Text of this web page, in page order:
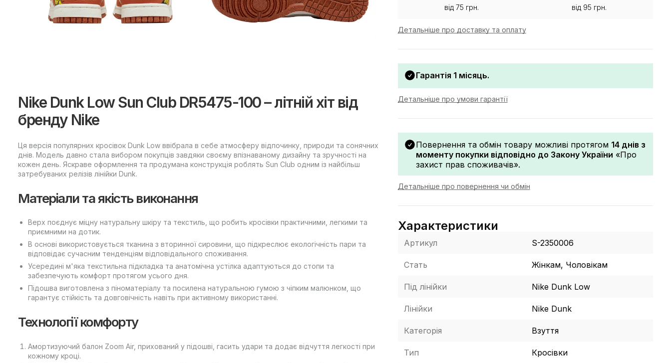
Nike Dunk Low Sun Club DR5475-100 – літній хіт від
бренду Nike
Ця версія популярних кросівок Dunk Low ввібрала в себе атмосферу відпочинку, природи та сонячних
днів. Модель давно стала вибором покупців завдяки своєму впізнаваному дизайну та зручності на
кожен день. Яскраве оформлення та продумана конструкція роблять Sun Club одним із найбільш
затребуваних релізів лінійки Dunk.
Матеріали та якість виконання
Верх поєднує міцну натуральну шкіру та текстиль, що робить кросівки практичними, легкими та
приємними на дотик.
В основі використовується тканина з вторинної сировини, що підкреслює екологічність пари та
відповідає сучасним тенденціям відповідального споживання.
Усередині м'яка текстильна підкладка та анатомічна устілка адаптуються до стопи та
забезпечують комфорт протягом усього дня.
Підошва виготовлена з піноматеріалу та посилена натуральною гумою з чіпким малюнком, що
гарантує стійкість та довговічність навіть при активному використанні.
Технології комфорту
Амортизуючий балон Zoom Air, прихований у підошві, гасить удари та додає відчуття легкості при
кожному кроці.
від 75 грн. від 95 грн.
Детальніше про доставку та оплату
Гарантія 1 місяць.
Детальніше про умови гарантії
Повернення та обмін товару можливі протягом 14 днів з
моменту покупки відповідно до Закону України «Про
захист прав споживачів».
Детальніше про повернення чи обмін
Характеристики
Артикул S-2350006
Стать Жінкам, Чоловікам
Під лінійки Nike Dunk Low
Лінійки Nike Dunk
Категорія Взуття
Тип Кросівки